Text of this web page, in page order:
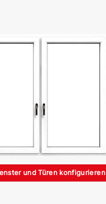
und Türen konfigurieren